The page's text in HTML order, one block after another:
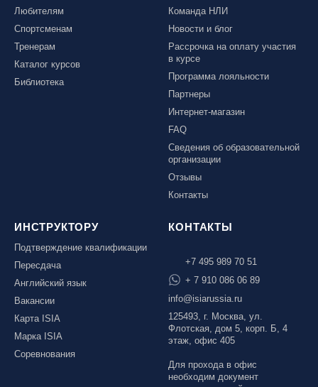
Любителям
Спортсменам
Тренерам
Каталог курсов
Библиотека
Команда НЛИ
Новости и блог
Рассрочка на оплату участия
в курсе
Программа лояльности
Партнеры
Интернет-магазин
FAQ
Сведения об образовательной
организации
Отзывы
Контакты
ИНСТРУКТОРУ
Подтверждение квалификации
Пересдача
Английский язык
Вакансии
Карта ISIA
Марка ISIA
Соревнования
КОНТАКТЫ
+7 495 989 70 51
+ 7 910 086 06 89
info@isiarussia.ru
125493, г. Москва, ул.
Флотская, дом 5, корп. Б, 4
этаж, офис 405
Для прохода в офис
необходим документ